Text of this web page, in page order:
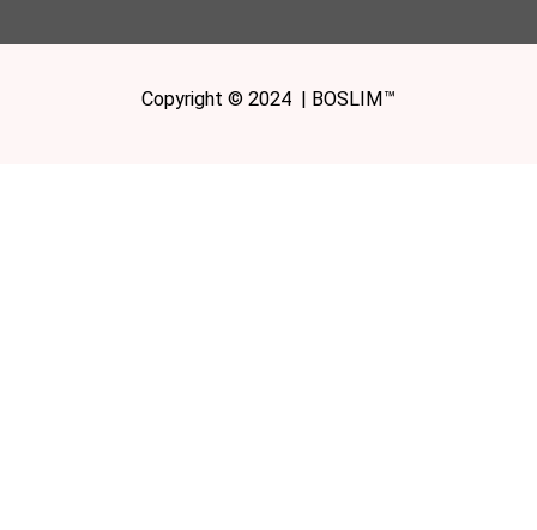
Copyright © 2024 | BOSLIM™